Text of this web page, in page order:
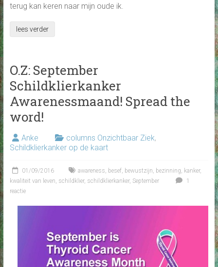
terug kan keren naar mijn oude ik.
lees verder
O.Z: September
Schildklierkanker
Awarenessmaand! Spread the
word!
Anke columns Onzichtbaar Ziek,
Schildklierkanker op de kaart
01/09/2016 awareness, besef, bewustzijn, bezinning, kanker,
kwaliteit van leven, schildklier, schildklierkanker, September
1
reactie